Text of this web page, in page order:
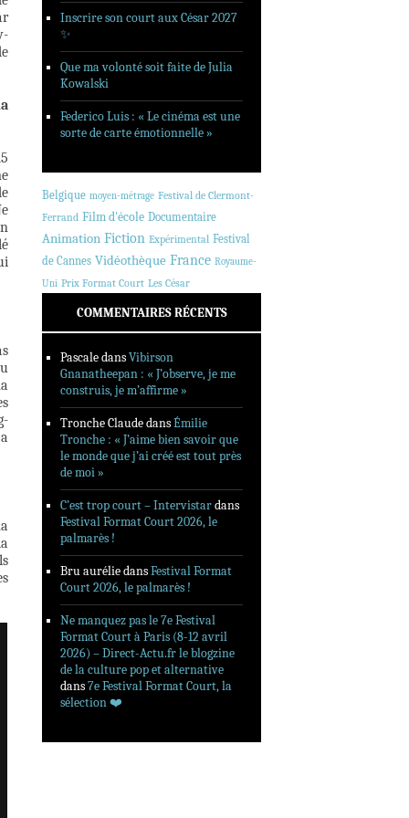
Inscrire son court aux César 2027
✨
Que ma volonté soit faite de Julia
Kowalski
Federico Luis : « Le cinéma est une
sorte de carte émotionnelle »
Belgique moyen-métrage Festival de Clermont-
Ferrand Film d'école Documentaire
Animation Fiction Expérimental Festival
de Cannes Vidéothèque France Royaume-
Uni Prix Format Court Les César
COMMENTAIRES RÉCENTS
PascaledansVibirson
Gnanatheepan : « J’observe, je me
construis, je m’affirme »
Tronche ClaudedansÉmilie
Tronche : « J’aime bien savoir que
le monde que j’ai créé est tout près
de moi »
C’est trop court – Intervistardans
Festival Format Court 2026, le
palmarès !
Bru auréliedansFestival Format
Court 2026, le palmarès !
Ne manquez pas le 7e Festival
Format Court à Paris (8-12 avril
2026) – Direct-Actu.fr le blogzine
de la culture pop et alternative
dans7e Festival Format Court, la
sélection ❤️‍